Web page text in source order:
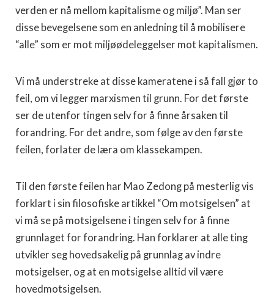
verden er nå mellom kapitalisme og miljø”. Man ser
disse bevegelsene som en anledning til å mobilisere
“alle” som er mot miljøødeleggelser mot kapitalismen.
Vi må understreke at disse kameratene i så fall gjør to
feil, om vi legger marxismen til grunn. For det første
ser de utenfor tingen selv for å finne årsaken til
forandring. For det andre, som følge av den første
feilen, forlater de læra om klassekampen.
Til den første feilen har Mao Zedong på mesterlig vis
forklart i sin filosofiske artikkel “Om motsigelsen” at
vi må se på motsigelsene i tingen selv for å finne
grunnlaget for forandring. Han forklarer at alle ting
utvikler seg hovedsakelig på grunnlag av indre
motsigelser, og at en motsigelse alltid vil være
hovedmotsigelsen.